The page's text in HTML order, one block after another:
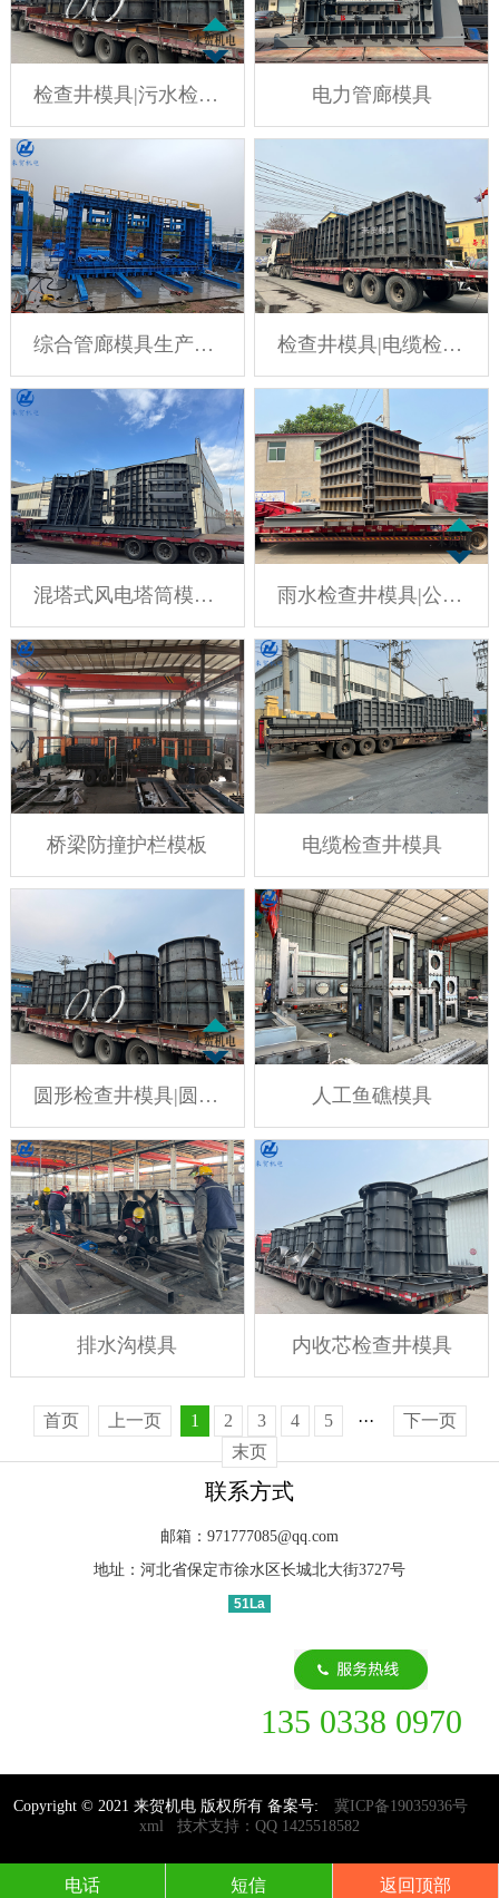
检查井模具|污水检查井模具 电力管廊模具
综合管廊模具生产厂家 检查井模具|电缆检查井模具
混塔式风电塔筒模具 风电混塔模具 雨水检查井模具|公路雨水检查井钢模具
桥梁防撞护栏模板 电缆检查井模具
圆形检查井模具|圆形污水井模具 人工鱼礁模具
排水沟模具 内收芯检查井模具
首页 上一页 1 2 3 4 5 ···
下一页
末页
联系方式
邮箱：971777085@qq.com
地址：河北省保定市徐水区长城北大街3727号
51La
135 0338 0970
Copyright © 2021 来贺机电 版权所有 备案号: 冀ICP备19035936号
xml
技术支持：QQ 1425518582
电话 短信 返回顶部